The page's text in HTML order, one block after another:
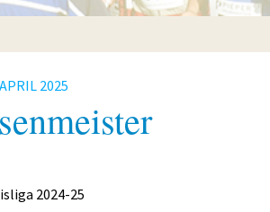
2025
2024-25